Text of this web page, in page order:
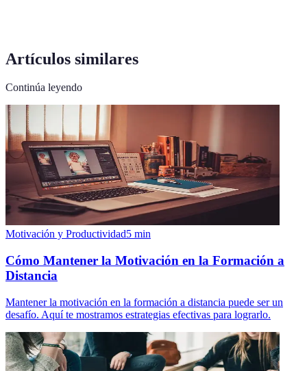
Artículos similares
Continúa leyendo
Motivación y Productividad5 min
Cómo Mantener la Motivación en la Formación a
Distancia
Mantener la motivación en la formación a distancia puede ser un
desafío. Aquí te mostramos estrategias efectivas para lograrlo.